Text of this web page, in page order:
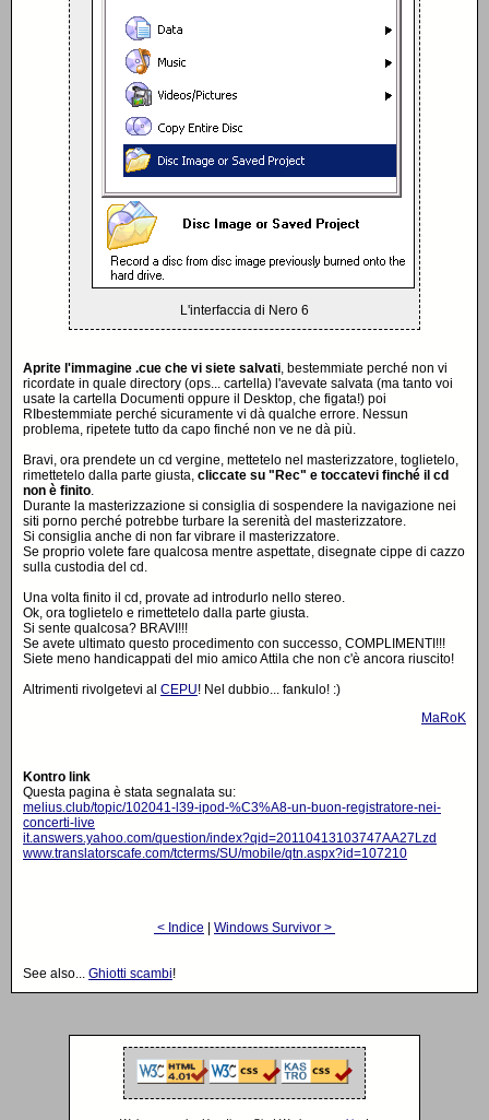
L'interfaccia di Nero 6
Aprite l'immagine .cue che vi siete salvati, bestemmiate perché non vi
ricordate in quale directory (ops... cartella) l'avevate salvata (ma tanto voi
usate la cartella Documenti oppure il Desktop, che figata!) poi
RIbestemmiate perché sicuramente vi dà qualche errore. Nessun
problema, ripetete tutto da capo finché non ve ne dà più.
Bravi, ora prendete un cd vergine, mettetelo nel masterizzatore, toglietelo,
rimettetelo dalla parte giusta, cliccate su "Rec" e toccatevi finché il cd
non è finito.
Durante la masterizzazione si consiglia di sospendere la navigazione nei
siti porno perché potrebbe turbare la serenità del masterizzatore.
Si consiglia anche di non far vibrare il masterizzatore.
Se proprio volete fare qualcosa mentre aspettate, disegnate cippe di cazzo
sulla custodia del cd.
Una volta finito il cd, provate ad introdurlo nello stereo.
Ok, ora toglietelo e rimettetelo dalla parte giusta.
Si sente qualcosa? BRAVI!!!
Se avete ultimato questo procedimento con successo, COMPLIMENTI!!!
Siete meno handicappati del mio amico Attila che non c'è ancora riuscito!
Altrimenti rivolgetevi al CEPU! Nel dubbio... fankulo! :)
MaRoK
Kontro link
Questa pagina è stata segnalata su:
melius.club/topic/102041-l39-ipod-%C3%A8-un-buon-registratore-nei-
concerti-live
it.answers.yahoo.com/question/index?qid=20110413103747AA27Lzd
www.translatorscafe.com/tcterms/SU/mobile/qtn.aspx?id=107210
< Indice Windows Survivor >
See also... Ghiotti scambi!